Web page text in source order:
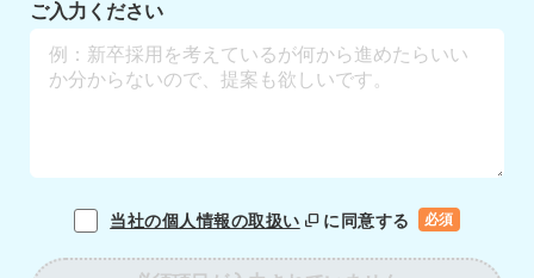
ご入力ください
当社の個人情報の取扱い に同意する 必須